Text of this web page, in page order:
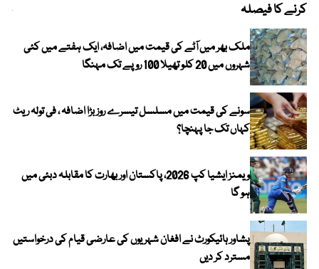
کرنے کا فیصلہ
ملک بھر میں آٹے کی قیمت میں اضافہ، ایک ہفتے میں کئی
شہروں میں 20 کلو تھیلا 100 روپے تک مہنگا
سونے کی قیمت میں مسلسل تیسرے روز بڑا اضافہ ، فی تولہ ریٹ
کہاں تک جا پہنچا؟
ویمنز ایشیا کپ 2026، پاکستان اور بھارت کا مقابلہ دبئی میں
ہو گا
پشاور ہائیکورٹ نے افغان شہریوں کی عارضی قیام کی درخواستیں
مسترد کر دیں